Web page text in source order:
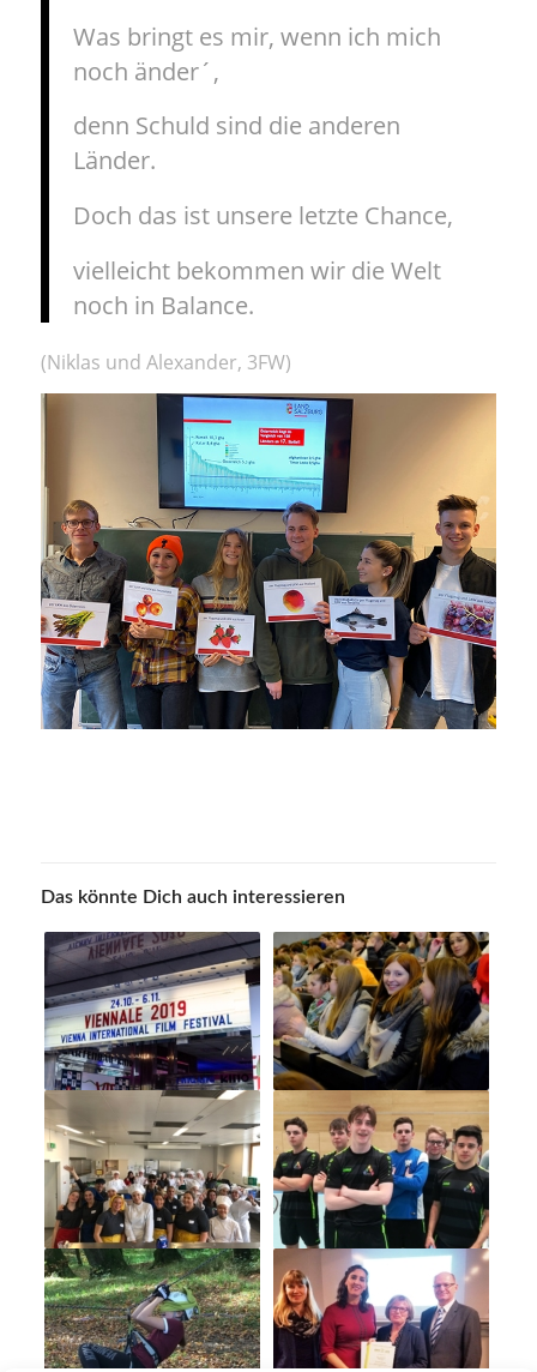
Was bringt es mir, wenn ich mich
noch änder´,
denn Schuld sind die anderen
Länder.
Doch das ist unsere letzte Chance,
vielleicht bekommen wir die Welt
noch in Balance.
(Niklas und Alexander, 3FW)
Das könnte Dich auch interessieren